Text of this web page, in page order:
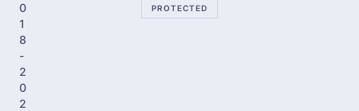
0
1
8
-
2
0
2
PROTECTED